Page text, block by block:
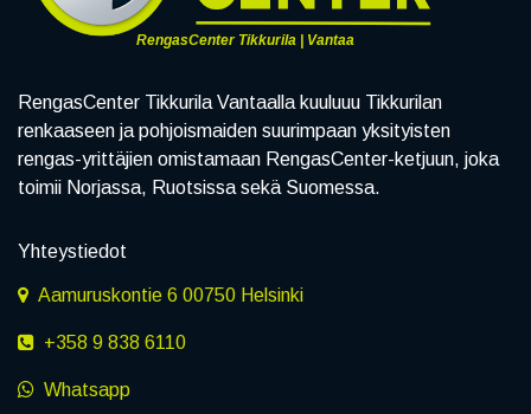
RengasCenter Tikkurila | Vantaa
RengasCenter Tikkurila Vantaalla kuuluuu Tikkurilan
renkaaseen ja pohjoismaiden suurimpaan yksityisten
rengas-yrittäjien omistamaan RengasCenter-ketjuun, joka
toimii Norjassa, Ruotsissa sekä Suomessa.
Yhteystiedot
Aamuruskontie 6 00750 Helsinki
+358 9 838 6110
Whatsapp